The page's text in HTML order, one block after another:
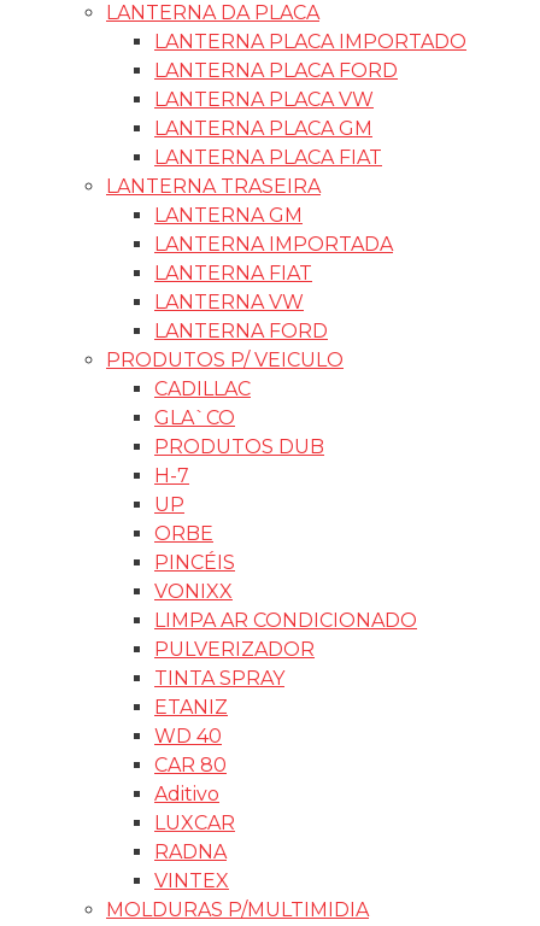
LANTERNA DA PLACA
LANTERNA PLACA IMPORTADO
LANTERNA PLACA FORD
LANTERNA PLACA VW
LANTERNA PLACA GM
LANTERNA PLACA FIAT
LANTERNA TRASEIRA
LANTERNA GM
LANTERNA IMPORTADA
LANTERNA FIAT
LANTERNA VW
LANTERNA FORD
PRODUTOS P/ VEICULO
CADILLAC
GLA`CO
PRODUTOS DUB
H-7
UP
ORBE
PINCÉIS
VONIXX
LIMPA AR CONDICIONADO
PULVERIZADOR
TINTA SPRAY
ETANIZ
WD 40
CAR 80
Aditivo
LUXCAR
RADNA
VINTEX
MOLDURAS P/MULTIMIDIA